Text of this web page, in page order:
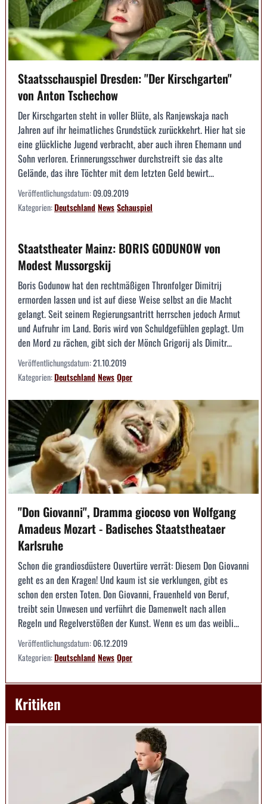
Staatsschauspiel Dresden: "Der Kirschgarten"
von Anton Tschechow
Der Kirschgarten steht in voller Blüte, als Ranjewskaja nach
Jahren auf ihr heimatliches Grundstück zurückkehrt. Hier hat sie
eine glückliche Jugend verbracht, aber auch ihren Ehemann und
Sohn verloren. Erinnerungsschwer durchstreift sie das alte
Gelände, das ihre Töchter mit dem letzten Geld bewirt...
Veröffentlichungsdatum:09.09.2019
Kategorien:DeutschlandNewsSchauspiel
Staatstheater Mainz: BORIS GODUNOW von
Modest Mussorgskij
Boris Godunow hat den rechtmäßigen Thronfolger Dimitrij
ermorden lassen und ist auf diese Weise selbst an die Macht
gelangt. Seit seinem Regierungsantritt herrschen jedoch Armut
und Aufruhr im Land. Boris wird von Schuldgefühlen geplagt. Um
den Mord zu rächen, gibt sich der Mönch Grigorij als Dimitr...
Veröffentlichungsdatum:21.10.2019
Kategorien:DeutschlandNewsOper
"Don Giovanni", Dramma giocoso von Wolfgang
Amadeus Mozart - Badisches Staatstheataer
Karlsruhe
Schon die grandiosdüstere Ouvertüre verrät: Diesem Don Giovanni
geht es an den Kragen! Und kaum ist sie verklungen, gibt es
schon den ersten Toten. Don Giovanni, Frauenheld von Beruf,
treibt sein Unwesen und verführt die Damenwelt nach allen
Regeln und Regelverstößen der Kunst. Wenn es um das weibli...
Veröffentlichungsdatum:06.12.2019
Kategorien:DeutschlandNewsOper
Kritiken